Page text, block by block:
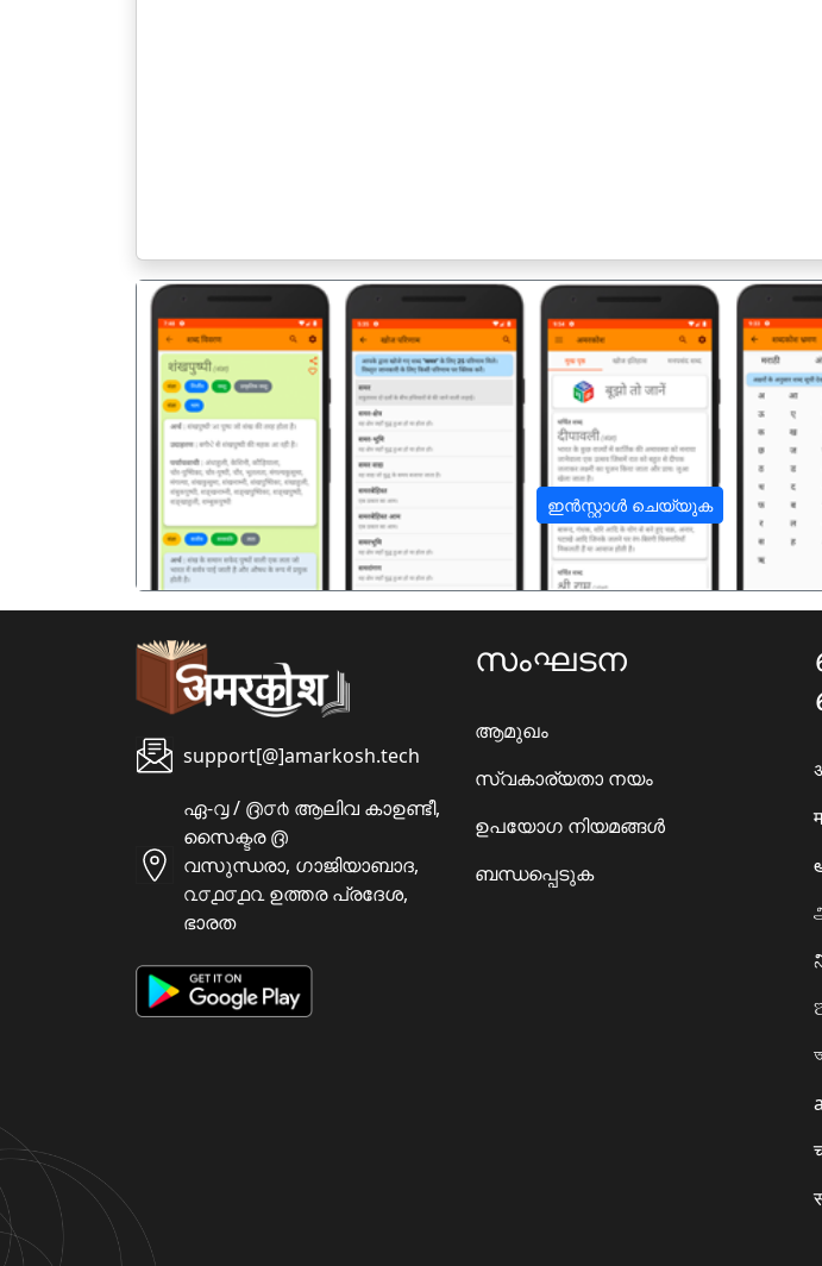
ഇൻസ്റ്റാൾ ചെയ്യുക
पिछला
support[@]amarkosh.tech
ഏ-൮ / ൫൦൪ ആലിവ കാഉണ്ടീ,
സൈക്ടര ൫
വസുന്ധരാ, ഗാജിയാബാദ,
൨൦൧൦൧൨ ഉത്തര പ്രദേശ,
ഭാരത
സംഘടന
ആമുഖം
സ്വകാര്യതാ നയം
ഉപയോഗ നിയമങ്ങൾ
ബന്ധപ്പെടുക